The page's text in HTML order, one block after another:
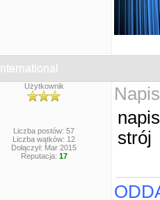
international
Użytkownik
Liczba postów: 57
Liczba wątków: 12
Dołączył: Mar 2015
Reputacja: 17
strój